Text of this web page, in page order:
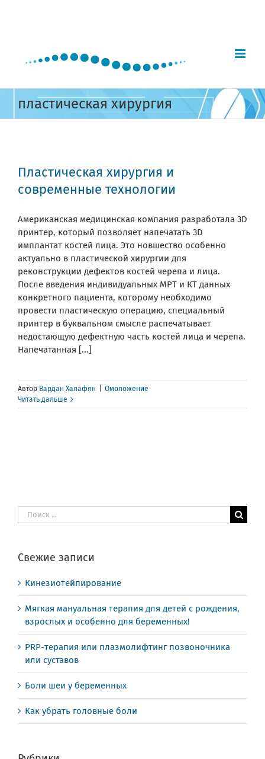
пластическая хирургия
Пластическая хирургия и
современные технологии
Американская медицинская компания разработала 3D
принтер, который позволяет напечатать 3D
имплантат костей лица. Это новшество особенно
актуально в пластической хирургии для
реконструкции дефектов костей черепа и лица.
После введения индивидуальных МРТ и КТ данных
конкретного пациента, которому необходимо
провести пластическую операцию, специальный
принтер в буквальном смысле распечатывает
недостающую дефектную часть костей лица и черепа.
Напечатанная [...]
Автор Вардан Халафян
Омоложение
Читать дальше
Результат
поиска:
Свежие записи
Кинезиотейпирование
Мягкая мануальная терапия для детей с рождения,
взрослых и особенно для беременных!
PRP-терапия или плазмолифтинг позвоночника
или суставов
Боли шеи у беременных
Как убрать головные боли